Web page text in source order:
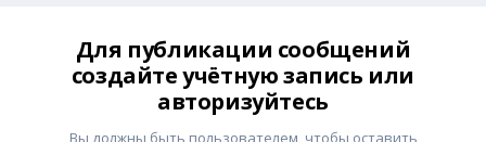
Для публикации сообщений
создайте учётную запись или
авторизуйтесь
Вы должны быть пользователем, чтобы оставить